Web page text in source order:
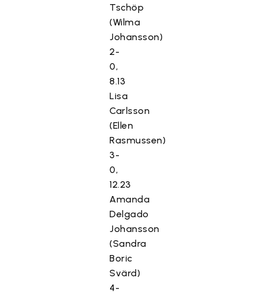
Tschöp
(Wilma
Johansson)
2-
0,
8.13
Lisa
Carlsson
(Ellen
Rasmussen)
3-
0,
12.23
Amanda
Delgado
Johansson
(Sandra
Boric
Svärd)
4-